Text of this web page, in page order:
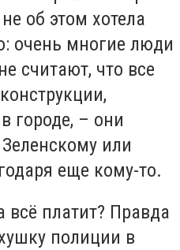
об этом хотела
очень многие люди
считают, что все
городе, – они
или
еще кому-то.
всё платит? Правда
полиции в